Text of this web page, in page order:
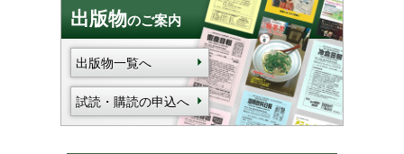
出版物のご案内
出版物一覧へ
試読・購読の申込へ